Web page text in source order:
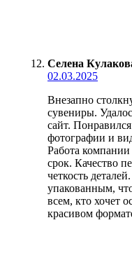
Селена
02.03.2025
Внезапно
сувениры.
сайт.
фотографии и
Работа
срок. Качество
четкость
упакованным,
всем, кто хочет
красивом